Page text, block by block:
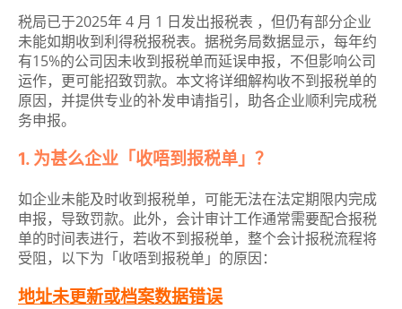
税局已于2025年 4 月 1 日发出报税表 ，但仍有部分企业
未能如期收到利得税报税表。据税务局数据显示，每年约
有15%的公司因未收到报税单而延误申报，不但影响公司
运作，更可能招致罚款。本文将详细解构收不到报税单的
原因，并提供专业的补发申请指引，助各企业顺利完成税
务申报。
1. 为甚么企业「收唔到报税单」？
如企业未能及时收到报税单，可能无法在法定期限内完成
申报，导致罚款。此外，会计审计工作通常需要配合报税
单的时间表进行，若收不到报税单，整个会计报税流程将
受阻，以下为「收唔到报税单」的原因：
地址未更新或档案数据错误